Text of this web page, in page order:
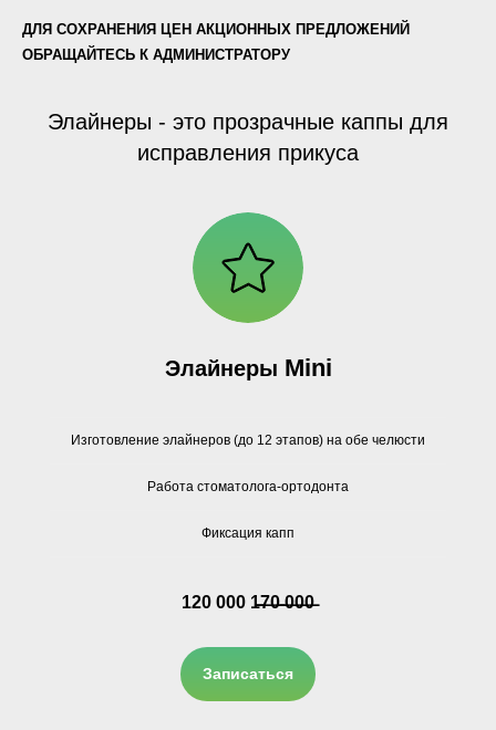
ДЛЯ СОХРАНЕНИЯ ЦЕН АКЦИОННЫХ ПРЕДЛОЖЕНИЙ
ОБРАЩАЙТЕСЬ К АДМИНИСТРАТОРУ
Элайнеры - это прозрачные каппы для
исправления прикуса
Элайнеры Mini
Изготовление элайнеров (до 12 этапов) на обе челюсти
Работа стоматолога-ортодонта
Фиксация капп
120 000 1̶̶7̶0̶ ̶0̶0̶0̶
Записаться